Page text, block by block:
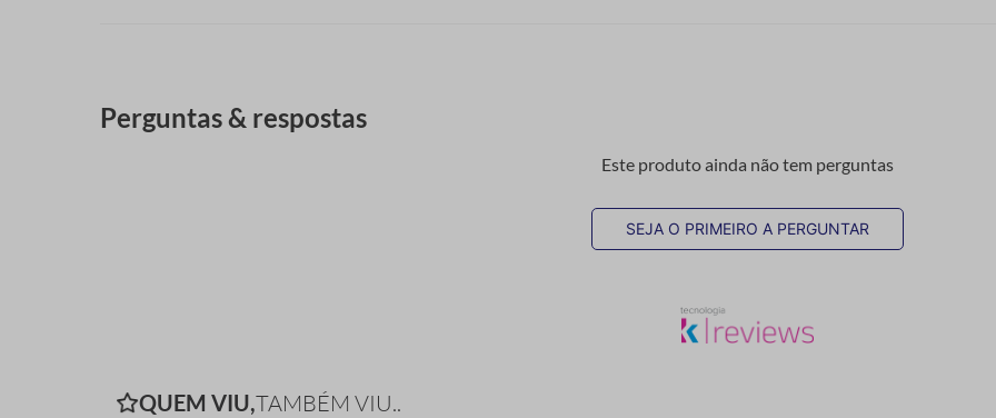
Perguntas & respostas
Este produto ainda não tem perguntas
SEJA O PRIMEIRO A PERGUNTAR
QUEM VIU,TAMBÉM VIU..